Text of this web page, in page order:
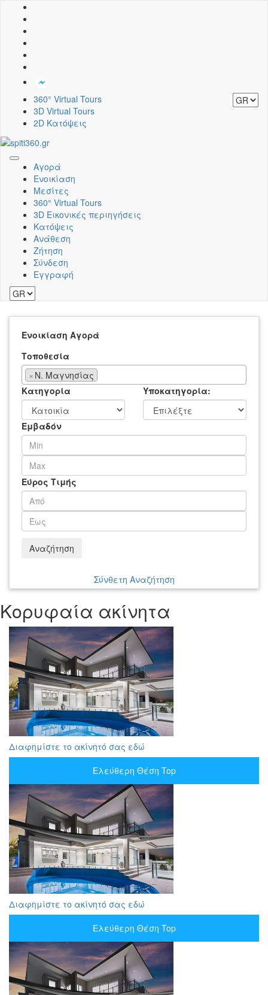
360° Virtual Tours
3D Virtual Tours
2D Κατόψεις
Toggle
navigation
Αγορά
Ενοικίαση
Μεσίτες
360° Virtual Tours
3D Εικονικές περιηγήσεις
Κατόψεις
Ανάθεση
Ζήτηση
Σύνδεση
Εγγραφή
Ενοικίαση Αγορά
Τοποθεσία
× Ν. Μαγνησίας
Κατηγορία
Υποκατηγορία:
Εμβαδόν
Εύρος Τιμής
Αναζήτηση
Σύνθετη Αναζήτηση
Κορυφαία ακίνητα
Διαφημίστε το ακίνητό σας εδώ
Ελεύθερη Θέση Top
Διαφημίστε το ακίνητό σας εδώ
Ελεύθερη Θέση Top